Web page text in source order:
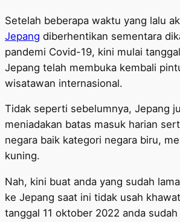
Setelah beberapa waktu yang lalu
Jepang diberhentikan sementara
pandemi Covid-19, kini mulai
Jepang telah membuka kembali
wisatawan internasional.
Tidak seperti sebelumnya, Jepang
meniadakan batas masuk harian
negara baik kategori negara biru,
kuning.
Nah, kini buat anda yang sudah
ke Jepang saat ini tidak usah
tanggal 11 oktober 2022 anda